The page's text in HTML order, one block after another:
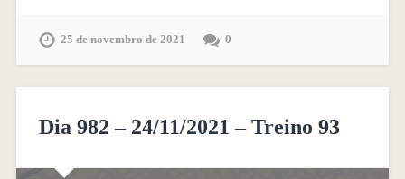
25 de novembro de 2021 0
Dia 982 – 24/11/2021 – Treino 93